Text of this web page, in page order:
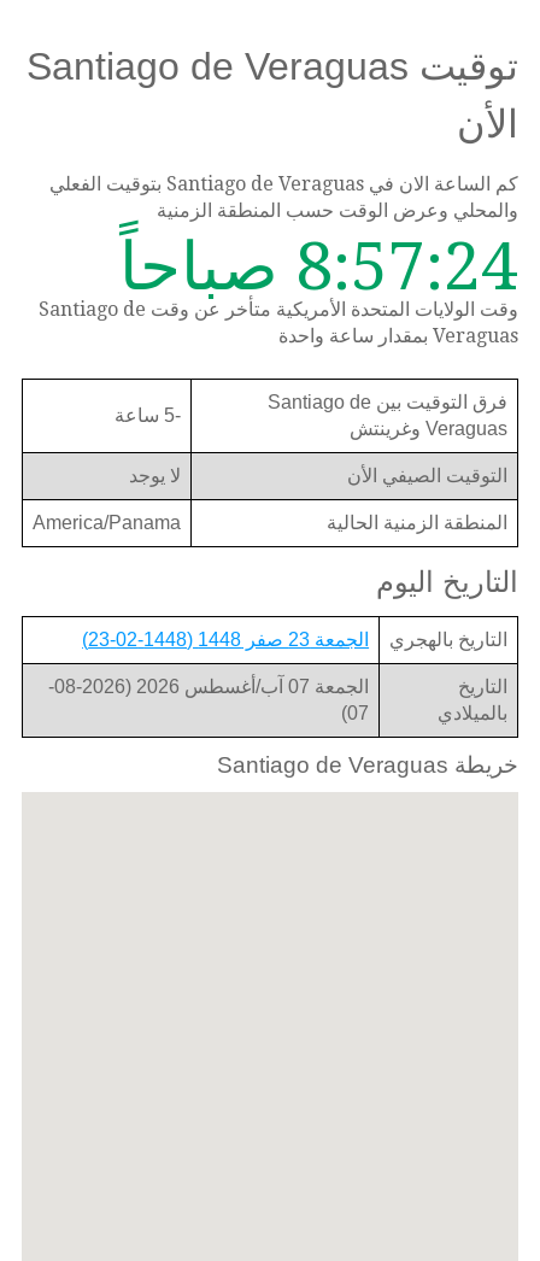
توقيت Santiago de Veraguas
الأن
كم الساعة الان في Santiago de Veraguas بتوقيت الفعلي
والمحلي وعرض الوقت حسب المنطقة الزمنية
8:57:24 صباحاً
وقت الولايات المتحدة الأمريكية متأخر عن وقت Santiago de
Veraguas بمقدار ساعة واحدة
فرق التوقيت بين Santiago de
Veraguas وغرينتش
-5 ساعة
التوقيت الصيفي الأن لا يوجد
المنطقة الزمنية الحالية America/Panama
التاريخ اليوم
التاريخ بالهجري الجمعة 23 صفر 1448 (1448-02-23)
التاريخ
بالميلادي
الجمعة 07 آب/أغسطس 2026 (2026-08-
07)
خريطة Santiago de Veraguas